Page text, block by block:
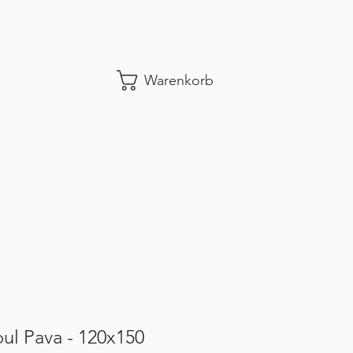
Warenkorb
Pava - 120x150